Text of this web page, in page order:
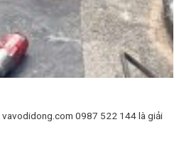
vavodidong.com 0987 522 144 là giải